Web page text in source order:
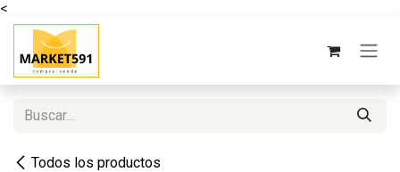
<
Ir al contenido
Todos los productos